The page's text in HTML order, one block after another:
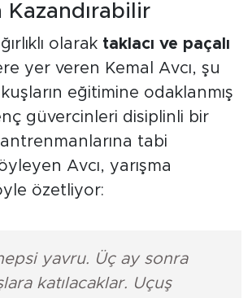
Kazandırabilir
olarak taklacı ve paçalı
yer veren Kemal Avcı, şu
eğitimine odaklanmış
güvercinleri disiplinli bir
tabi
Avcı, yarışma
özetliyor:
yavru. Üç ay sonra
katılacaklar. Uçuş